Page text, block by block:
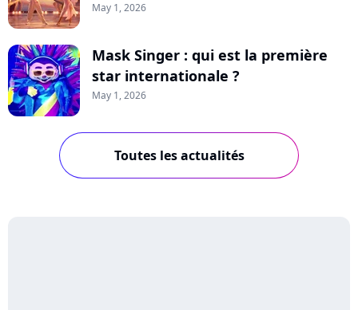
May 1, 2026
Mask Singer : qui est la première
star internationale ?
May 1, 2026
Toutes les actualités